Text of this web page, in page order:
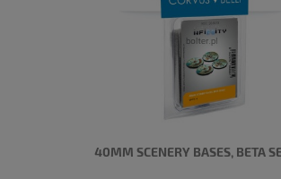
40MM SCENERY BASES, BETA